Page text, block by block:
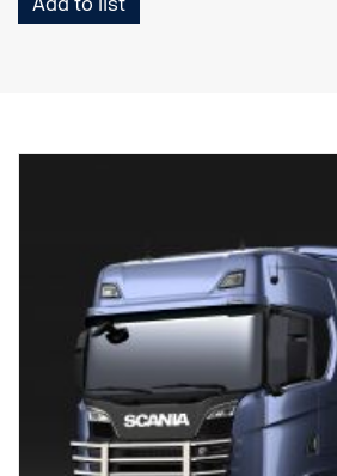
Mazo de cables mejorado para soportar
Add to list